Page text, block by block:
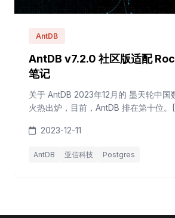
AntDB
AntDB v7.2.0 社区版适配
笔记
关于 AntDB 2023年12月的 墨天轮中国
火热出炉，目前，AntDB 排在第十位。
产品，在运营商的核心系统上，为全国
产品特性，峰值每秒可处理百万笔通信
2023-12-11
AntDB 亚信科技 Postgres